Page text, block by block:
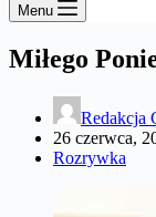
Menu
Miłego
Redakcja
26 czerwca,
Rozrywka